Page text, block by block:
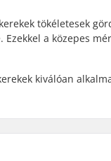
tökéletesek
a közepes
kiválóan